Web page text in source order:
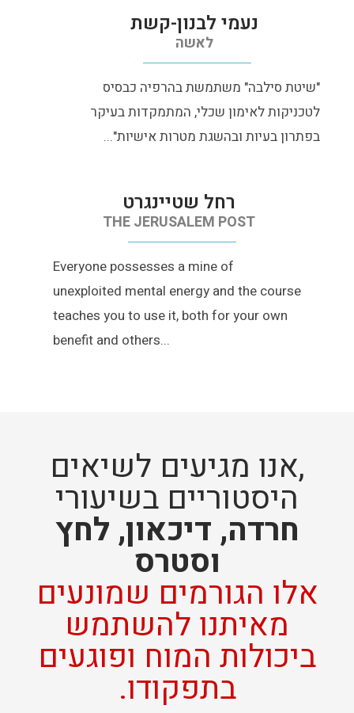
נעמי לבנון-קשת
לאשה
"שיטת סילבה" משתמשת בהרפיה כבסיס
לטכניקות לאימון שכלי, המתמקדות בעיקר
בפתרון בעיות ובהשגת מטרות אישיות"...
רחל שטיינגרט
THE JERUSALEM POST
Everyone possesses a mine of
unexploited mental energy and the course
teaches you to use it, both for your own
benefit and others...
,אנו מגיעים לשיאים
היסטוריים בשיעורי
חרדה, דיכאון, לחץ
וסטרס
אלו הגורמים שמונעים
מאיתנו להשתמש
ביכולות המוח ופוגעים
בתפקודו.